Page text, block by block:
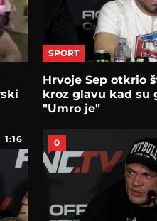
SPORT
Hrvoje Sep otkrio
kroz glavu kad su
"Umro je"
1:16 0